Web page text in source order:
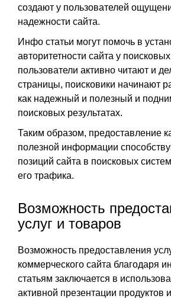
создают у пользователей
надежности сайта.
Инфо статьи могут помочь в
авторитетности сайта у
пользователи активно читают и
страницы, поисковики начинают
как надежный и полезный и
поисковых результатах.
Таким образом, предоставление
полезной информации
позиций сайта в поисковых
его трафика.
Возможность
услуг и товаров
Возможность предоставления
коммерческого сайта благодаря
статьям заключается в
активной презентации продуктов